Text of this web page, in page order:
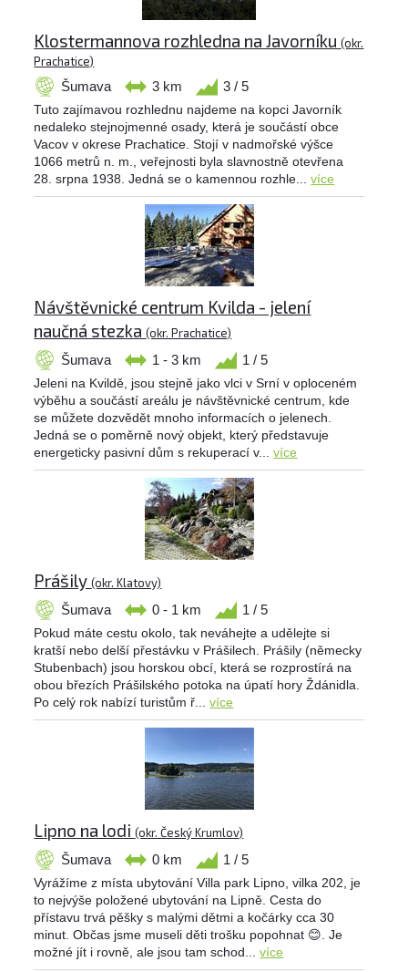
Klostermannova rozhledna na Javorníku(okr.
Prachatice)
Šumava 3 km 3 / 5
Tuto zajímavou rozhlednu najdeme na kopci Javorník
nedaleko stejnojmenné osady, která je součástí obce
Vacov v okrese Prachatice. Stojí v nadmořské výšce
1066 metrů n. m., veřejnosti byla slavnostně otevřena
28. srpna 1938. Jedná se o kamennou rozhle...více
Návštěvnické centrum Kvilda - jelení
naučná stezka(okr. Prachatice)
Šumava 1 - 3 km 1 / 5
Jeleni na Kvildě, jsou stejně jako vlci v Srní v oploceném
výběhu a součástí areálu je návštěvnické centrum, kde
se můžete dozvědět mnoho informacích o jelenech.
Jedná se o poměrně nový objekt, který představuje
energeticky pasivní dům s rekuperací v...více
Prášily(okr. Klatovy)
Šumava 0 - 1 km 1 / 5
Pokud máte cestu okolo, tak neváhejte a udělejte si
kratší nebo delší přestávku v Prášilech. Prášily (německy
Stubenbach) jsou horskou obcí, která se rozprostírá na
obou březích Prášilského potoka na úpatí hory Ždánidla.
Po celý rok nabízí turistům ř...více
Lipno na lodi(okr. Český Krumlov)
Šumava 0 km 1 / 5
Vyrážíme z místa ubytování Villa park Lipno, vilka 202, je
to nejvýše položené ubytování na Lipně. Cesta do
přístavu trvá pěšky s malými dětmi a kočárky cca 30
minut. Občas jsme museli děti trošku popohnat 😊. Je
možné jít i rovně, ale jsou tam schod...více